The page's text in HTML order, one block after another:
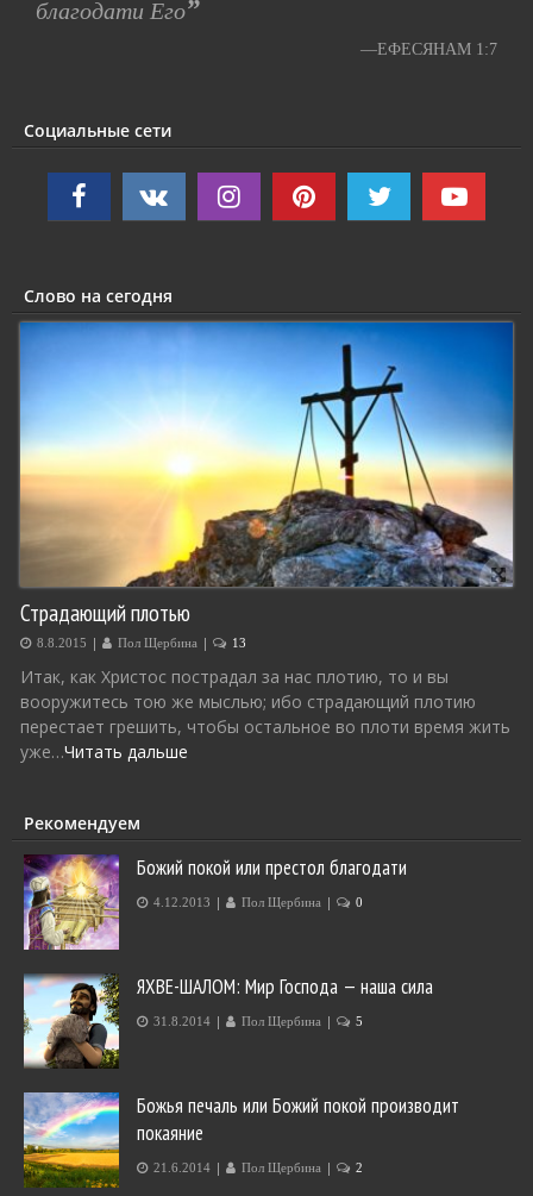
благодати Его”
—ЕФЕСЯНАМ 1:7
Социальные сети
Слово на сегодня
Страдающий плотью
8.8.2015 | Пол Щербина | 13
Итак, как Христос пострадал за нас плотию, то и вы
вооружитесь тою же мыслью; ибо страдающий плотию
перестает грешить, чтобы остальное во плоти время жить
уже…Читать дальше
Рекомендуем
Божий покой или престол благодати
4.12.2013 | Пол Щербина | 0
ЯХВЕ-ШАЛОМ: Мир Господа — наша сила
31.8.2014 | Пол Щербина | 5
Божья печаль или Божий покой производит
покаяние
21.6.2014 | Пол Щербина | 2